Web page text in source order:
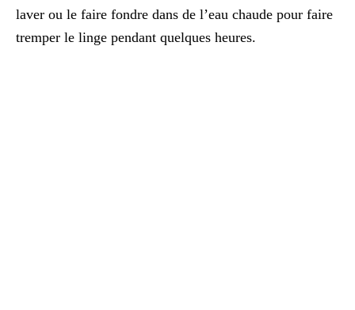
laver ou le faire fondre dans de l’eau chaude pour faire
tremper le linge pendant quelques heures.